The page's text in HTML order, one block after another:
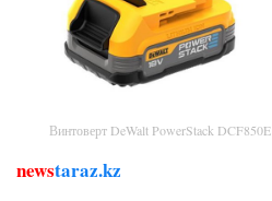
Винтоверт DeWalt PowerStack
newstaraz.kz